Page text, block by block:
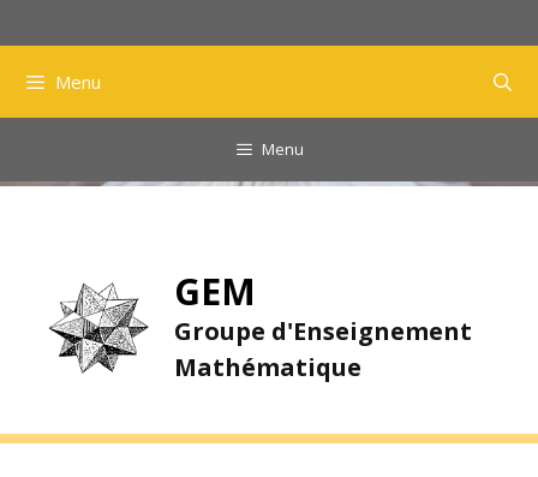
Menu
Menu
GEM
Groupe d'Enseignement
Mathématique